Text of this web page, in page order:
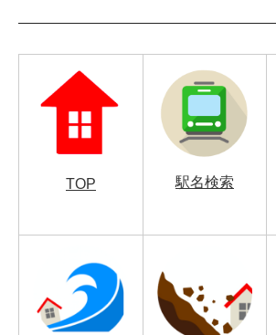
TOP 駅名検索